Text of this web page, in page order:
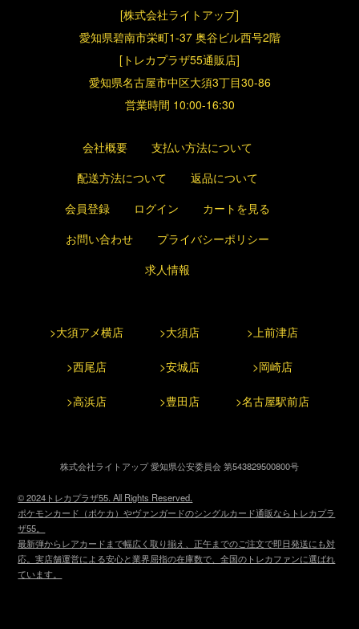
[株式会社ライトアップ]
愛知県碧南市栄町1-37 奥谷ビル西号2階
[トレカプラザ55通販店]
愛知県名古屋市中区大須3丁目30-86
営業時間 10:00-16:30
会社概要
支払い方法について
配送方法について
返品について
会員登録
ログイン
カートを見る
お問い合わせ
プライバシーポリシー
求人情報
>大須アメ横店 >大須店 >上前津店
>西尾店 >安城店 >岡崎店
>高浜店 >豊田店 >名古屋駅前店
株式会社ライトアップ 愛知県公安委員会 第543829500800号
© 2024トレカプラザ55. All Rights Reserved.
ポケモンカード（ポケカ）やヴァンガードのシングルカード通販ならトレカプラ
ザ55。
最新弾からレアカードまで幅広く取り揃え、正午までのご注文で即日発送にも対
応。実店舗運営による安心と業界屈指の在庫数で、全国のトレカファンに選ばれ
ています。